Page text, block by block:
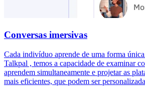
Conversas imersivas
Cada indivíduo aprende de uma forma
Talkpal , temos a capacidade de examinar
aprendem simultaneamente e projetar as
mais eficientes, que podem ser